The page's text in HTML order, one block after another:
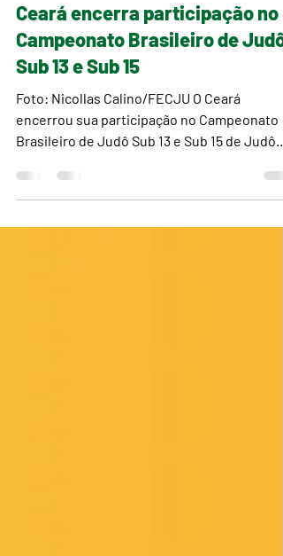
Ceará encerra participação no
Campeonato Brasileiro de Judô
Sub 13 e Sub 15
Foto: Nicollas Calino/FECJU O Ceará
encerrou sua participação no Campeonato
Brasileiro de Judô Sub 13 e Sub 15 de Judô